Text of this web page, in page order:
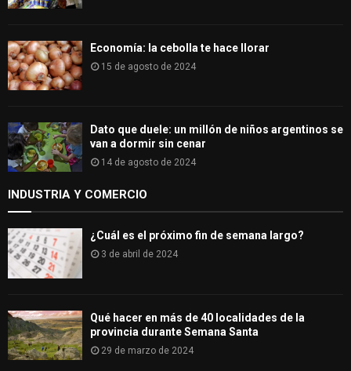
Economía: la cebolla te hace llorar
15 de agosto de 2024
Dato que duele: un millón de niños argentinos se
van a dormir sin cenar
14 de agosto de 2024
INDUSTRIA Y COMERCIO
¿Cuál es el próximo fin de semana largo?
3 de abril de 2024
Qué hacer en más de 40 localidades de la
provincia durante Semana Santa
29 de marzo de 2024